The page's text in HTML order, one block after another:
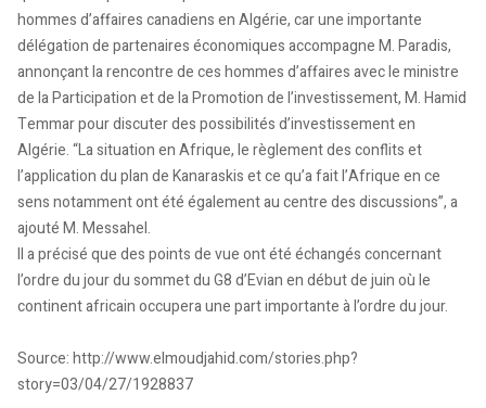
hommes d’affaires canadiens en Algérie, car une importante
délégation de partenaires économiques accompagne M. Paradis,
annonçant la rencontre de ces hommes d’affaires avec le ministre
de la Participation et de la Promotion de l’investissement, M. Hamid
Temmar pour discuter des possibilités d’investissement en
Algérie. “La situation en Afrique, le règlement des conflits et
l’application du plan de Kanaraskis et ce qu’a fait l’Afrique en ce
sens notamment ont été également au centre des discussions”, a
ajouté M. Messahel.
Il a précisé que des points de vue ont été échangés concernant
l’ordre du jour du sommet du G8 d’Evian en début de juin où le
continent africain occupera une part importante à l’ordre du jour.
Source: http://www.elmoudjahid.com/stories.php?
story=03/04/27/1928837